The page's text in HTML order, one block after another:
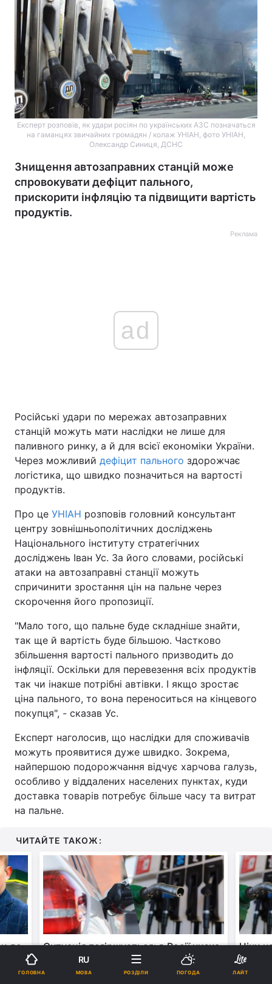
Експерт розповів, як удари росіян по українських АЗС позначаться
на гаманцях звичайних громадян / колаж УНІАН, фото УНІАН,
Олександр Синиця, ДСНС
Знищення автозаправних станцій може
спровокувати дефіцит пального,
прискорити інфляцію та підвищити вартість
продуктів.
Реклама
ad
Російські удари по мережах автозаправних
станцій можуть мати наслідки не лише для
паливного ринку, а й для всієї економіки України.
Через можливий дефіцит пального здорожчає
логістика, що швидко позначиться на вартості
продуктів.
Про це УНІАН розповів головний консультант
центру зовнішньополітичних досліджень
Національного інституту стратегічних
досліджень Іван Ус. За його словами, російські
атаки на автозаправні станції можуть
спричинити зростання цін на пальне через
скорочення його пропозиції.
"Мало того, що пальне буде складніше знайти,
так ще й вартість буде більшою. Частково
збільшення вартості пального призводить до
інфляції. Оскільки для перевезення всіх продуктів
так чи інакше потрібні автівки. І якщо зростає
ціна пального, то вона переноситься на кінцевого
покупця", - сказав Ус.
Експерт наголосив, що наслідки для споживачів
можуть проявитися дуже швидко. Зокрема,
найпершою подорожчання відчує харчова галузь,
особливо у віддалених населених пунктах, куди
доставка товарів потребує більше часу та витрат
на пальне.
ЧИТАЙТЕ ТАКОЖ:
до
Ситуація погіршується: в Росії низка
АЗС зовсім перестали продавати
бензин
Ціни
ГОЛОВНА
RU
МОВА РОЗДІЛИ ПОГОДА ЛАЙТ